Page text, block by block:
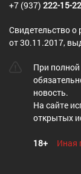
+7 (937) 222-15-22
Cвидетельство
от 30.11.2017,
При
новость.
На сайте
открытых
18+ Иная